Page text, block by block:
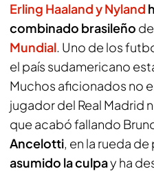
Erling Haaland y Nyland
combinado brasileño
Mundial. Uno de los
el país sudamericano
Muchos aficionados no
jugador del Real Madrid
que acabó fallando
Ancelotti, en la rueda
asumido la culpay ha